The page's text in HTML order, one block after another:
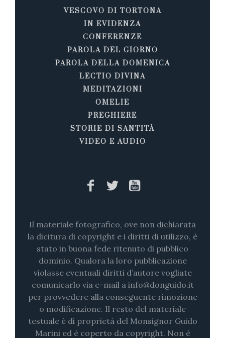
VESCOVO DI TORTONA
IN EVIDENZA
CONFERENZE
PAROLA DEL GIORNO
PAROLA DELLA DOMENICA
LECTIO DIVINA
MEDITAZIONI
OMELIE
PREGHIERE
STORIE DI SANTITÀ
VIDEO E AUDIO
Il materiale fotografico, ove non dichiarata
la dicitura di copyright e i diritti di utilizzo, è
stato in buona fede ritenuto di pubblico
dominio. Qualora la loro pubblicazione
violasse eventuali diritti d’autore vogliate
comunicarlo via e-mail a info@donguido.it
per provvedere alla conseguente rimozione
o modificazione. Il resto del materiale
testuale è di proprietà del Monsignor Guido
Marini ed è coperto da copyright. Non è